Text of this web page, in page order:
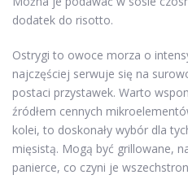
dodatek do risotto.
Ostrygi to owoce morza o
najczęściej serwuje się na
postaci przystawek. Warto
źródłem cennych
kolei, to doskonały wybór dla
mięsistą. Mogą być grillowane,
panierce, co czyni je